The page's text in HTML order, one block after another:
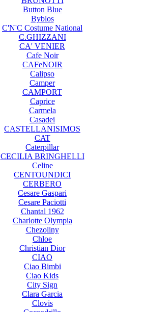
Button Blue
Byblos
C'N'C Costume National
C.GHIZZANI
CA' VENIER
Cafe Noir
CAFeNOIR
Calipso
Camper
CAMPORT
Caprice
Carmela
Casadei
CASTELLANISIMOS
CAT
Caterpillar
CECILIA BRINGHELLI
Celine
CENTOUNDICI
CERBERO
Cesare Gaspari
Cesare Paciotti
Chantal 1962
Charlotte Olympia
Chezoliny
Chloe
Christian Dior
CIAO
Ciao Bimbi
Ciao Kids
City Sign
Clara Garcia
Clovis